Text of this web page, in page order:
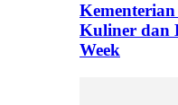
Kuliner dan
Week